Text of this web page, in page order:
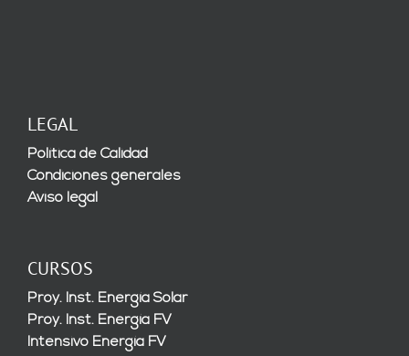
LEGAL
Política de Calidad
Condiciones generales
Aviso legal
CURSOS
Proy. Inst. Energía Solar
Proy. Inst. Energía FV
Intensivo Energía FV